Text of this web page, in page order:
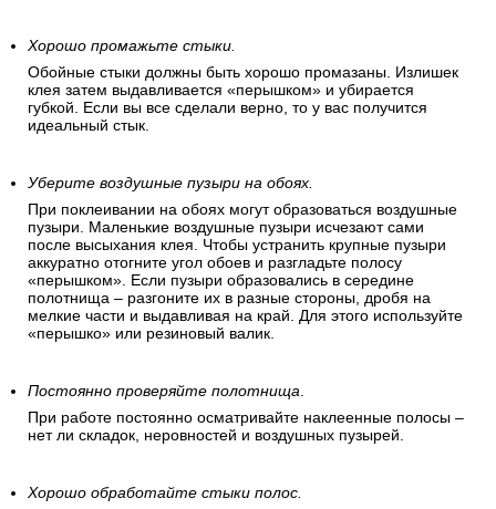
Хорошо промажьте стыки.
Обойные стыки должны быть хорошо промазаны. Излишек
клея затем выдавливается «перышком» и убирается
губкой. Если вы все сделали верно, то у вас получится
идеальный стык.
Уберите воздушные пузыри на обоях.
При поклеивании на обоях могут образоваться воздушные
пузыри. Маленькие воздушные пузыри исчезают сами
после высыхания клея. Чтобы устранить крупные пузыри
аккуратно отогните угол обоев и разгладьте полосу
«перышком». Если пузыри образовались в середине
полотнища – разгоните их в разные стороны, дробя на
мелкие части и выдавливая на край. Для этого используйте
«перышко» или резиновый валик.
Постоянно проверяйте полотнища.
При работе постоянно осматривайте наклеенные полосы –
нет ли складок, неровностей и воздушных пузырей.
Хорошо обработайте стыки полос.